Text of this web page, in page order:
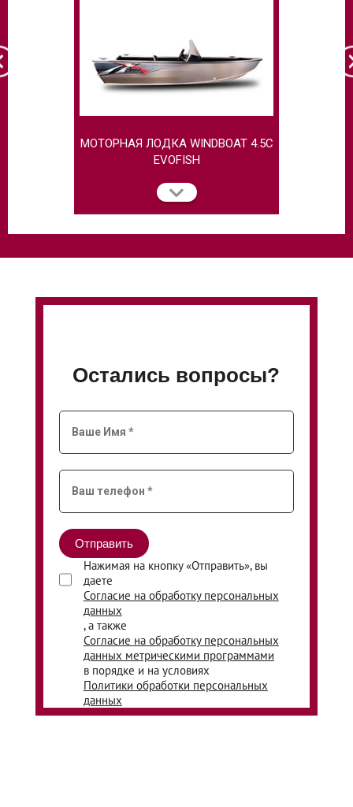
МОТОРНАЯ ЛОДКА WINDBOAT 4.5C
EVOFISH
Остались вопросы?
Нажимая на кнопку «Отправить», вы
даете
Согласие на обработку персональных
данных
, а также
Согласие на обработку персональных
данных метрическими программами
в порядке и на условиях
Политики обработки персональных
данных